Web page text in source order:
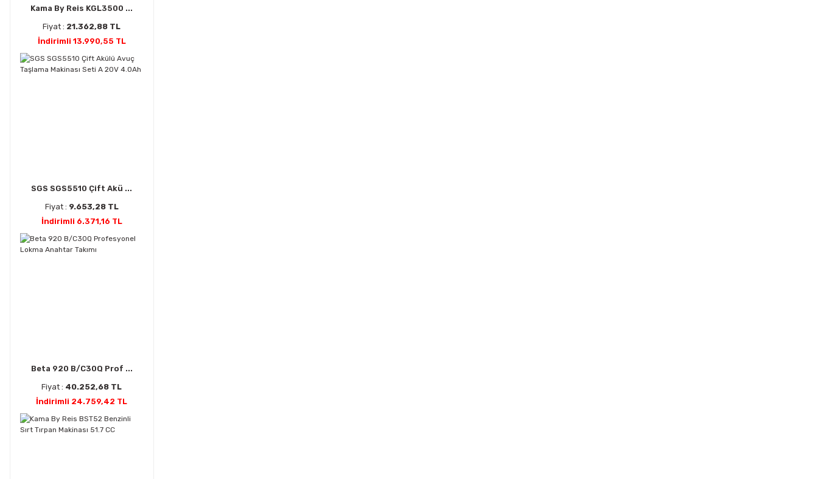
Kama By Reis KGL3500 ...
Fiyat : 21.362,88 TL
İndirimli 13.990,55 TL
SGS SGS5510 Çift Akü ...
Fiyat : 9.653,28 TL
İndirimli 6.371,16 TL
Beta 920 B/C30Q Prof ...
Fiyat : 40.252,68 TL
İndirimli 24.759,42 TL